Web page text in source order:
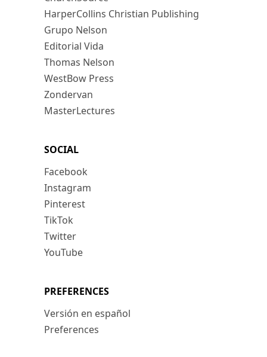
HarperCollins Christian Publishing
Grupo Nelson
Editorial Vida
Thomas Nelson
WestBow Press
Zondervan
MasterLectures
SOCIAL
Facebook
Instagram
Pinterest
TikTok
Twitter
YouTube
PREFERENCES
Versión en español
Preferences